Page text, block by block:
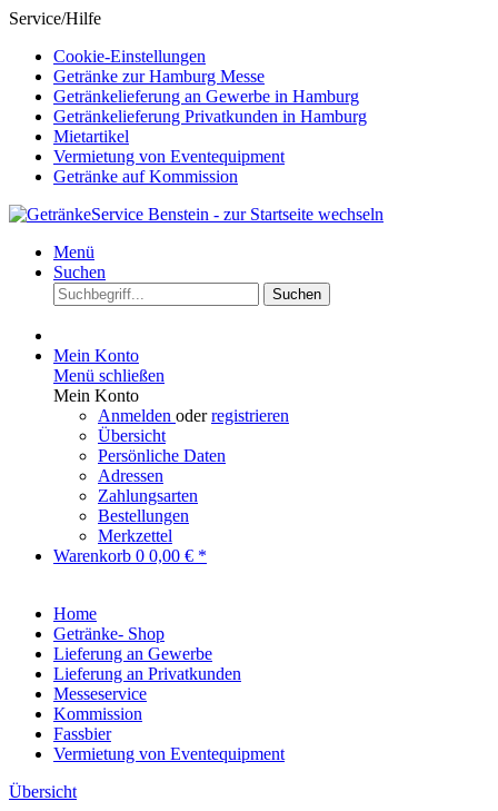
Service/Hilfe
Cookie-Einstellungen
Getränke zur Hamburg Messe
Getränkelieferung an Gewerbe in Hamburg
Getränkelieferung Privatkunden in Hamburg
Mietartikel
Vermietung von Eventequipment
Getränke auf Kommission
Menü
Suchen
Suchen
Mein Konto
Menü schließen
Mein Konto
Anmelden oderregistrieren
Übersicht
Persönliche Daten
Adressen
Zahlungsarten
Bestellungen
Merkzettel
Warenkorb 0 0,00 € *
Home
Getränke- Shop
Lieferung an Gewerbe
Lieferung an Privatkunden
Messeservice
Kommission
Fassbier
Vermietung von Eventequipment
Übersicht